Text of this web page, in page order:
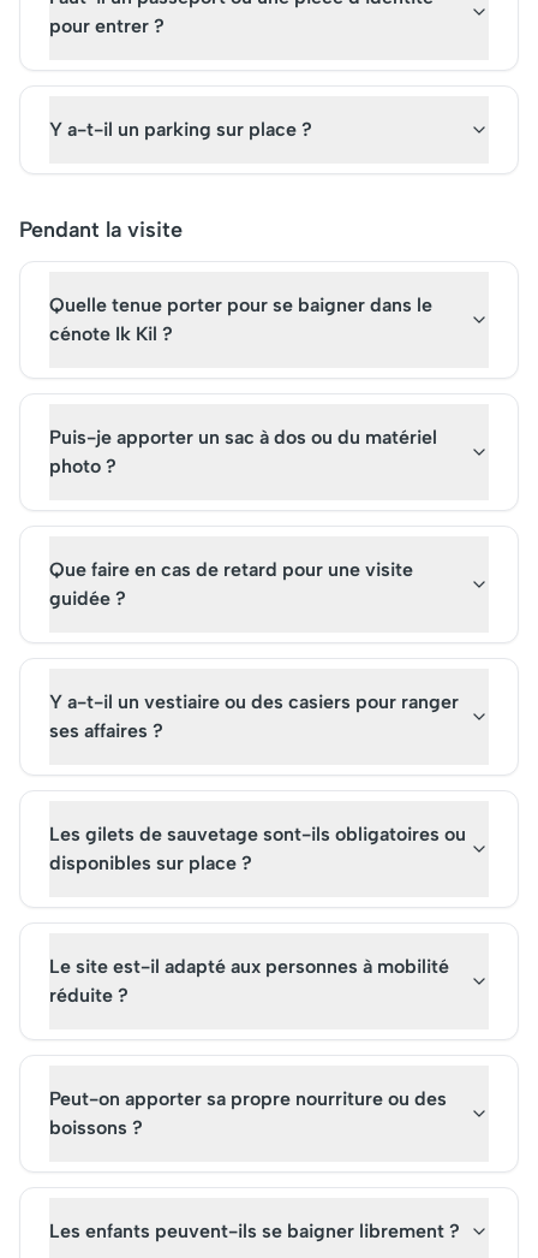
pour entrer ?
Y a-t-il un parking sur place ?
Pendant la visite
Quelle tenue porter pour se baigner dans le
cénote Ik Kil ?
Puis-je apporter un sac à dos ou du matériel
photo ?
Que faire en cas de retard pour une visite
guidée ?
Y a-t-il un vestiaire ou des casiers pour ranger
ses affaires ?
Les gilets de sauvetage sont-ils obligatoires ou
disponibles sur place ?
Le site est-il adapté aux personnes à mobilité
réduite ?
Peut-on apporter sa propre nourriture ou des
boissons ?
Les enfants peuvent-ils se baigner librement ?